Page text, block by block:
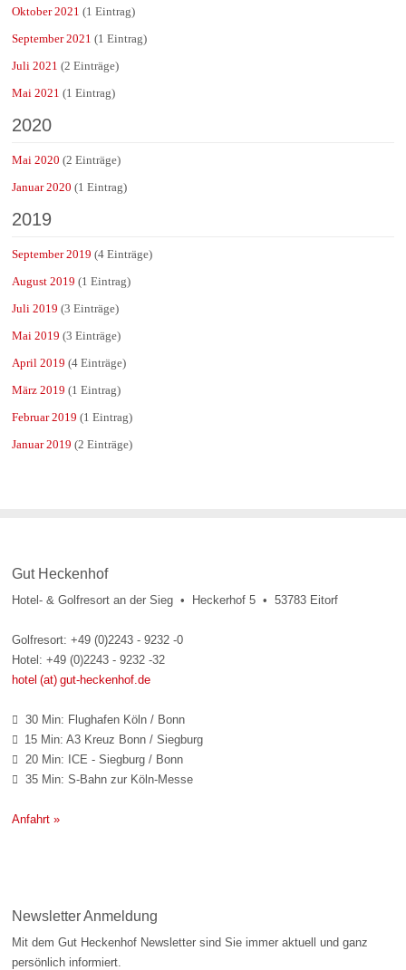
Oktober 2021 (1 Eintrag)
September 2021 (1 Eintrag)
Juli 2021 (2 Einträge)
Mai 2021 (1 Eintrag)
2020
Mai 2020 (2 Einträge)
Januar 2020 (1 Eintrag)
2019
September 2019 (4 Einträge)
August 2019 (1 Eintrag)
Juli 2019 (3 Einträge)
Mai 2019 (3 Einträge)
April 2019 (4 Einträge)
März 2019 (1 Eintrag)
Februar 2019 (1 Eintrag)
Januar 2019 (2 Einträge)
Gut Heckenhof
Hotel- & Golfresort an der Sieg • Heckerhof 5 • 53783 Eitorf
Golfresort: +49 (0)2243 - 9232 -0
Hotel: +49 (0)2243 - 9232 -32
hotel (at) gut-heckenhof.de
 30 Min: Flughafen Köln / Bonn
 15 Min: A3 Kreuz Bonn / Siegburg
 20 Min: ICE - Siegburg / Bonn
 35 Min: S-Bahn zur Köln-Messe
Anfahrt »
Newsletter Anmeldung
Mit dem Gut Heckenhof Newsletter sind Sie immer aktuell und ganz
persönlich informiert.